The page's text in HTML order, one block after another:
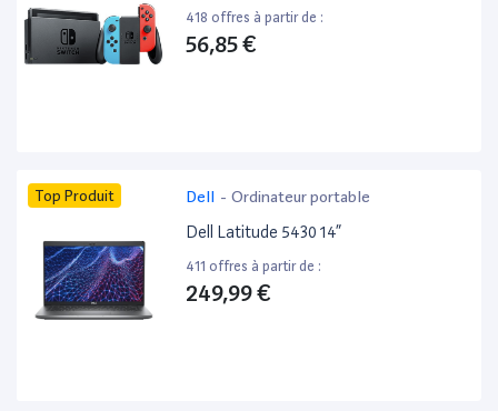
418 offres à partir de :
56,85 €
Top Produit Dell - Ordinateur portable
Dell Latitude 5430 14”
411 offres à partir de :
249,99 €